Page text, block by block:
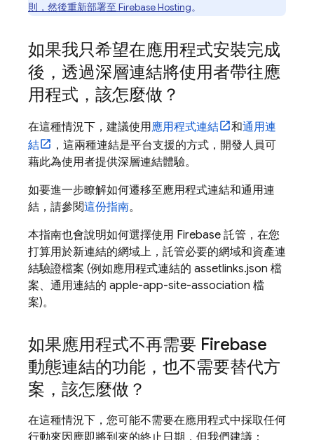
則，然後重新部署至 Firebase Hosting。
如果我只希望在應用程式安裝完成
後，透過深層連結將使用者帶往應
用程式，該怎麼做？
在這種情況下，建議使用應用程式連結 和通用連
結
，這兩種連結是平台支援的方式，開發人員可
藉此為使用者提供深層連結體驗。
如要進一步瞭解如何遷移至應用程式連結和通用連
結，請參閱這份指南。
本指南也會說明如何選擇使用 Firebase 託管，在您
打算用於新連結的網域上，託管必要的網域和資產連
結驗證檔案 (例如應用程式連結的 assetlinks.json 檔
案、通用連結的 apple-app-site-association 檔
案)。
如果應用程式不再需要 Firebase
動態連結的功能，也不需要替代方
案，該怎麼做？
在這種情況下，您可能不需要在應用程式中採取任何
行動來因應即將到來的終止日期，但我們建議：